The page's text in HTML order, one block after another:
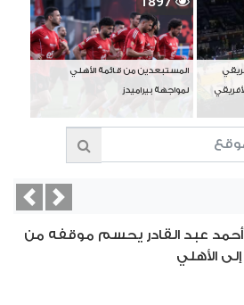
المستبعدين من قائمة الأهلي
لمواجهة بيراميدز
أحمد عبد القادر يحسم موقفه من
الأهلي
Next